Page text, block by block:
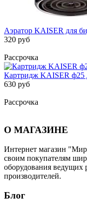
Аэратор KAISER для
320 руб
Рассрочка
Картридж KАISER ф25
630 руб
Рассрочка
О МАГАЗИНЕ
Интернет магазин "Мир
своим покупателям
оборудования ведущих
производителей.
Блог